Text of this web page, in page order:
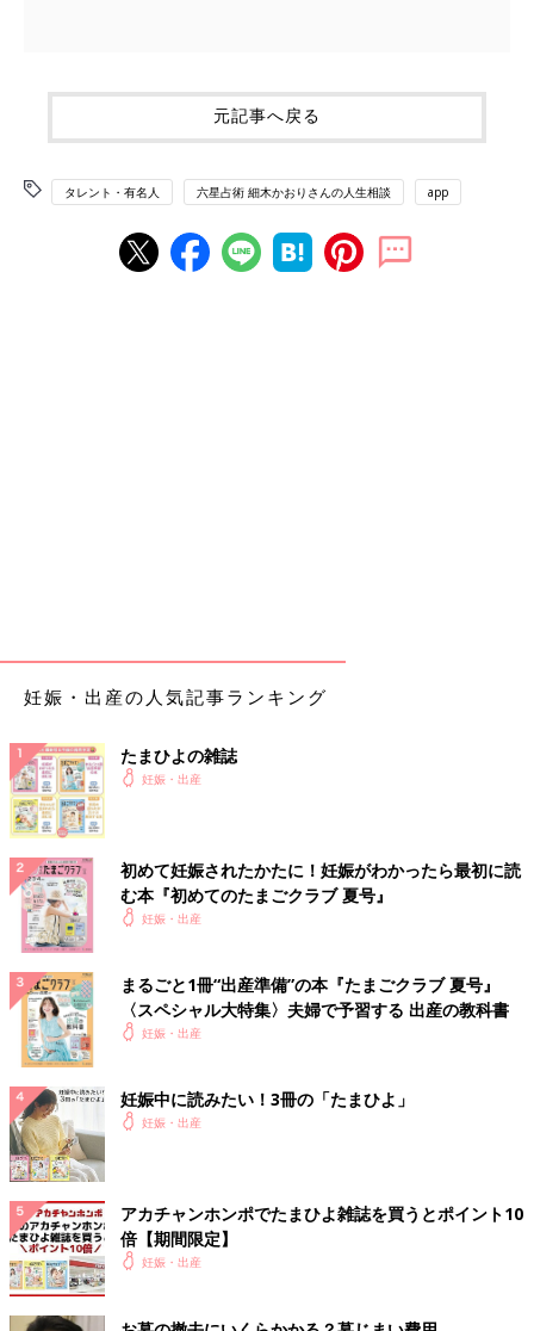
元記事へ戻る
タレント・有名人 六星占術 細木かおりさんの人生相談 app
妊娠・出産の人気記事ランキング
たまひよの雑誌
妊娠・出産
初めて妊娠されたかたに！妊娠がわかったら最初に読
む本『初めてのたまごクラブ 夏号』
妊娠・出産
まるごと1冊“出産準備”の本『たまごクラブ 夏号』
〈スペシャル大特集〉夫婦で予習する 出産の教科書
妊娠・出産
妊娠中に読みたい！3冊の「たまひよ」
妊娠・出産
アカチャンホンポでたまひよ雑誌を買うとポイント10
倍【期間限定】
妊娠・出産